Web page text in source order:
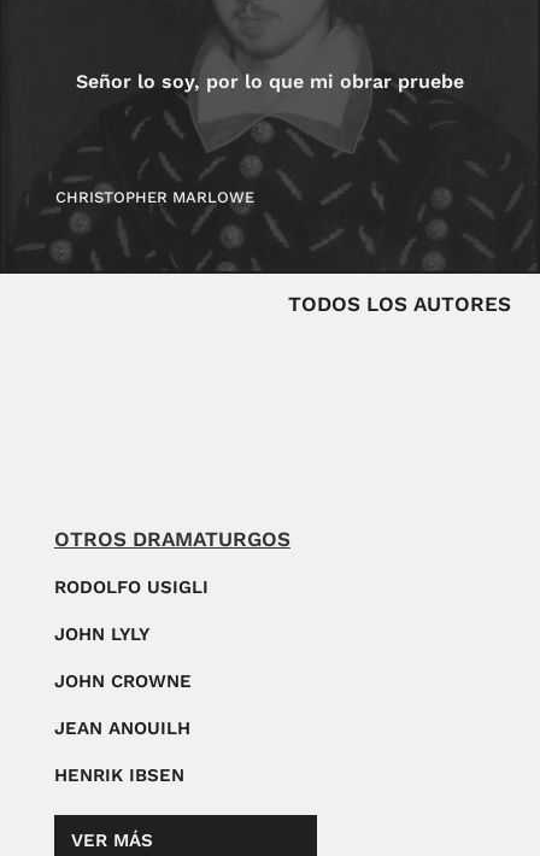
Señor lo soy, por lo que mi obrar pruebe
CHRISTOPHER MARLOWE
TODOS LOS AUTORES
OTROS DRAMATURGOS
RODOLFO USIGLI
JOHN LYLY
JOHN CROWNE
JEAN ANOUILH
HENRIK IBSEN
VER MÁS